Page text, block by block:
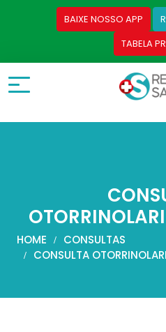
BAIXE NOSSO APP
TABELA
HOME
CONSULTAS
CONSULTA